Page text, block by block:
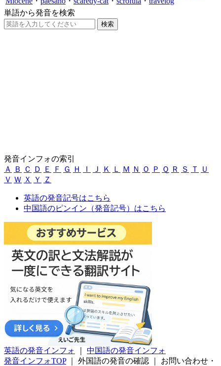
単語から発音を検索
発音インフォの索引
Ａ
Ｂ Ｃ Ｄ Ｅ Ｆ Ｇ Ｈ Ｉ Ｊ Ｋ Ｌ Ｍ Ｎ Ｏ Ｐ Ｑ Ｒ Ｓ Ｔ
Ｕ
Ｖ Ｗ Ｘ Ｙ Ｚ
英語の発音記号はこちら
中国語のピンイン（発音記号）はこちら
英語の発音インフォ
中国語の発音インフォ
発音インフォTOP
外国語の発音の確認 お問い合わせ・